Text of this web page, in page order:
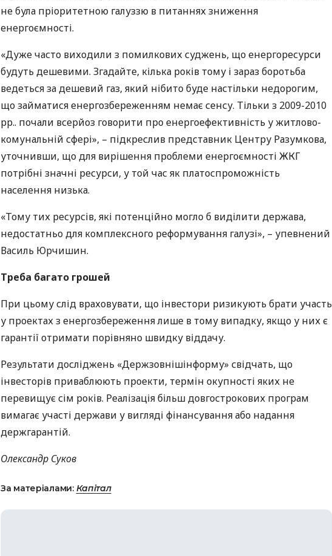
не була пріоритетною галуззю в питаннях зниження
енергоємності.
«Дуже часто виходили з помилкових суджень, що енергоресурси
будуть дешевими. Згадайте, кілька років тому і зараз боротьба
ведеться за дешевий газ, який нібито буде настільки недорогим,
що займатися енергозбереженням немає сенсу. Тільки з 2009-2010
рр.. почали всерйоз говорити про енергоефективність у житлово-
комунальній сфері», – підкреслив представник Центру Разумкова,
уточнивши, що для вирішення проблеми енергоємності ЖКГ
потрібні значні ресурси, у той час як платоспроможність
населення низька.
«Тому тих ресурсів, які потенційно могло б виділити держава,
недостатньо для комплексного реформування галузі», – упевнений
Василь Юрчишин.
Треба багато грошей
При цьому слід враховувати, що інвестори ризикують брати участь
у проектах з енергозбереження лише в тому випадку, якщо у них є
гарантії отримати порівняно швидку віддачу.
Результати досліджень «Держзовнішінформу» свідчать, що
інвесторів приваблюють проекти, термін окупності яких не
перевищує сім років. Реалізація більш довгострокових програм
вимагає участі держави у вигляді фінансування або надання
держгарантій.
Олександр Суков
За матеріалами: Капітал